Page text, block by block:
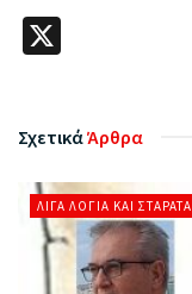
ΣχετικάΆρθρα
ΛΊΓΑ ΛΌΓΙΑ ΚΑΙ ΣΤΑΡΆΤΑ